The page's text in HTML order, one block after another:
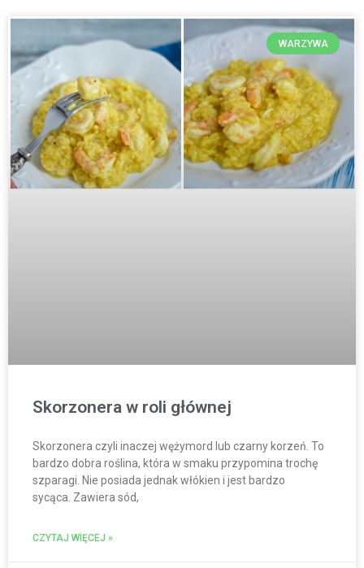
WARZYWA
Skorzonera w roli głównej
Skorzonera czyli inaczej wężymord lub czarny korzeń. To
bardzo dobra roślina, która w smaku przypomina trochę
szparagi. Nie posiada jednak włókien i jest bardzo
sycąca. Zawiera sód,
CZYTAJ WIĘCEJ »